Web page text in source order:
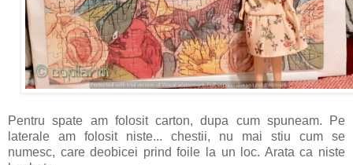
Pentru spate am folosit carton, dupa cum spuneam. Pe
laterale am folosit niste... chestii, nu mai stiu cum se
numesc, care deobicei prind foile la un loc. Arata ca niste